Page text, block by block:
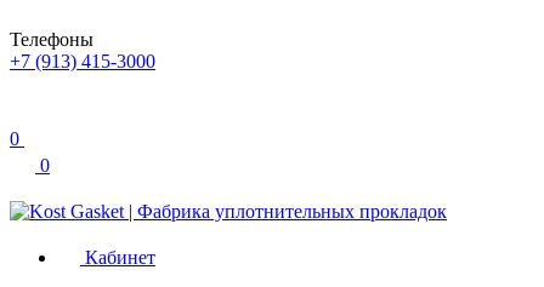
Телефоны
+7 (913) 415-3000
0
0
Кабинет